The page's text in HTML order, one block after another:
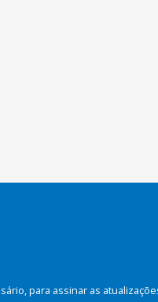
para assinar as